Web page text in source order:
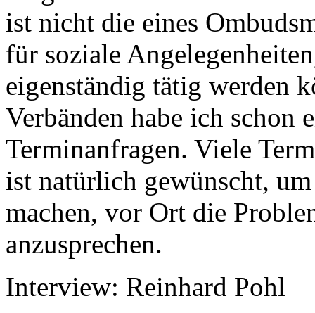
ist nicht die eines
für soziale
eigenständig tätig werden
Verbänden habe ich schon
Terminanfragen. Viele
ist natürlich gewünscht,
machen, vor Ort die
anzusprechen.
Interview: Reinhard Pohl